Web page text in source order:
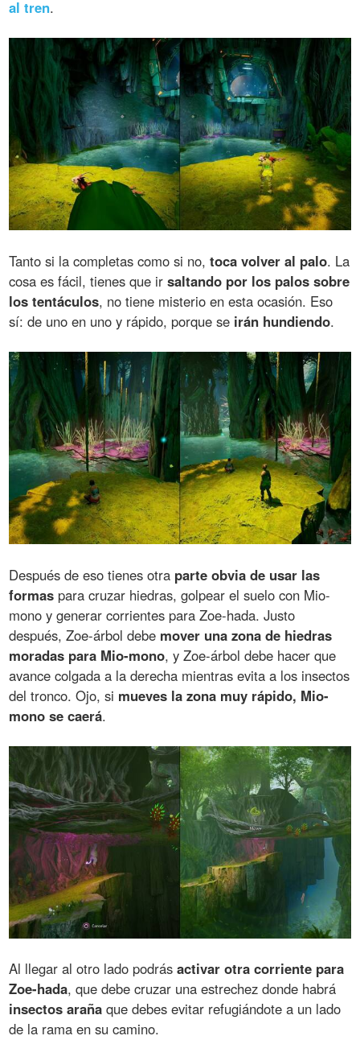
al tren.
Tanto si la completas como si no,toca volver al palo. La
cosa es fácil, tienes que irsaltando por los palos sobre
los tentáculos, no tiene misterio en esta ocasión. Eso
sí: de uno en uno y rápido, porque se irán hundiendo.
Después de eso tienes otra parte obvia de usar las
formas para cruzar hiedras, golpear el suelo con Mio-
mono y generar corrientes para Zoe-hada. Justo
después, Zoe-árbol debe mover una zona de hiedras
moradas para Mio-mono, y Zoe-árbol debe hacer que
avance colgada a la derecha mientras evita a los insectos
del tronco. Ojo, si mueves la zona muy rápido, Mio-
mono se caerá.
Al llegar al otro lado podrásactivar otra corriente para
Zoe-hada, que debe cruzar una estrechez donde habrá
insectos araña que debes evitar refugiándote a un lado
de la rama en su camino.